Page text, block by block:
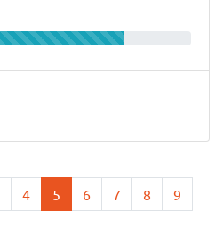
4 5 6 7 8
9